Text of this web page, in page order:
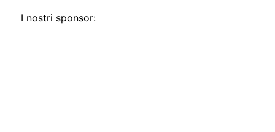
I nostri sponsor: